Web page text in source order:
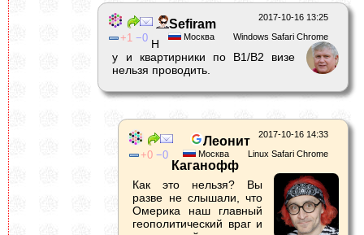
2017-10-16 13:25
Windows Safari Chrome
Москва
1 0
Sefiram
Н
у и квартирники по B1/B2 визе
нельзя проводить.
2017-10-16 14:33
Linux Safari Chrome
Москва
0 0
Леонит
Каганофф
Как это нельзя? Вы
разве не слышали, что
Омерика наш главный
геополитический враг и